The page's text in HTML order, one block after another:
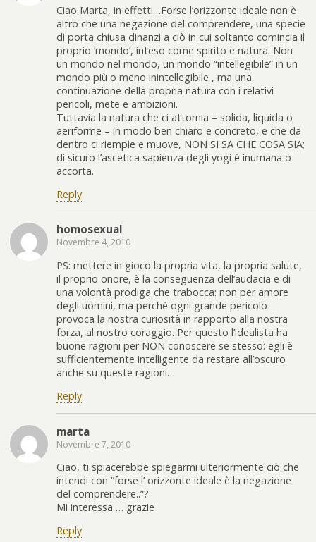
Ciao Marta, in effetti…Forse l’orizzonte ideale non è
altro che una negazione del comprendere, una specie
di porta chiusa dinanzi a ciò in cui soltanto comincia il
proprio ‘mondo’, inteso come spirito e natura. Non
un mondo nel mondo, un mondo “intellegibile” in un
mondo più o meno inintellegibile , ma una
continuazione della propria natura con i relativi
pericoli, mete e ambizioni.
Tuttavia la natura che ci attornia – solida, liquida o
aeriforme – in modo ben chiaro e concreto, e che da
dentro ci riempie e muove, NON SI SA CHE COSA SIA;
di sicuro l’ascetica sapienza degli yogi è inumana o
accorta.
Reply
homosexual
Novembre 4, 2010
PS: mettere in gioco la propria vita, la propria salute,
il proprio onore, è la conseguenza dell’audacia e di
una volontà prodiga che trabocca: non per amore
degli uomini, ma perché ogni grande pericolo
provoca la nostra curiosità in rapporto alla nostra
forza, al nostro coraggio. Per questo l’idealista ha
buone ragioni per NON conoscere se stesso: egli è
sufficientemente intelligente da restare all’oscuro
anche su queste ragioni…
Reply
marta
Novembre 7, 2010
Ciao, ti spiacerebbe spiegarmi ulteriormente ciò che
intendi con “forse l’ orizzonte ideale è la negazione
del comprendere..”?
Mi interessa … grazie
Reply